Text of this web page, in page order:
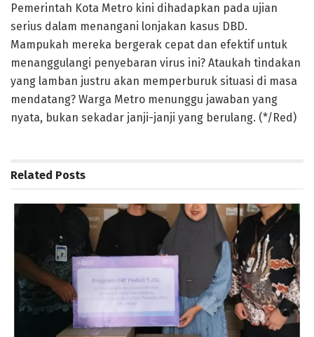
Pemerintah Kota Metro kini dihadapkan pada ujian
serius dalam menangani lonjakan kasus DBD.
Mampukah mereka bergerak cepat dan efektif untuk
menanggulangi penyebaran virus ini? Ataukah tindakan
yang lamban justru akan memperburuk situasi di masa
mendatang? Warga Metro menunggu jawaban yang
nyata, bukan sekadar janji-janji yang berulang. (*/Red)
Related Posts